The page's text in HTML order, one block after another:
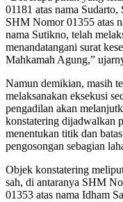
01181 atas nama
SHM Nomor 01355 atas
nama Sutikno, telah
menandatangani surat
Mahkamah Agung,”
Namun demikian, masih
melaksanakan eksekusi
pengadilan akan
konstatering dijadwalkan
menentukan titik dan
pengosongan sebagian
Objek konstatering
sah, di antaranya SHM
01353 atas nama Idham